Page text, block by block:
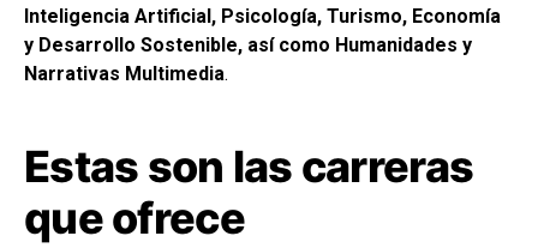
Inteligencia Artificial, Psicología, Turismo, Economía
y Desarrollo Sostenible, así como Humanidades y
Narrativas Multimedia.
Estas son las carreras
que ofrece